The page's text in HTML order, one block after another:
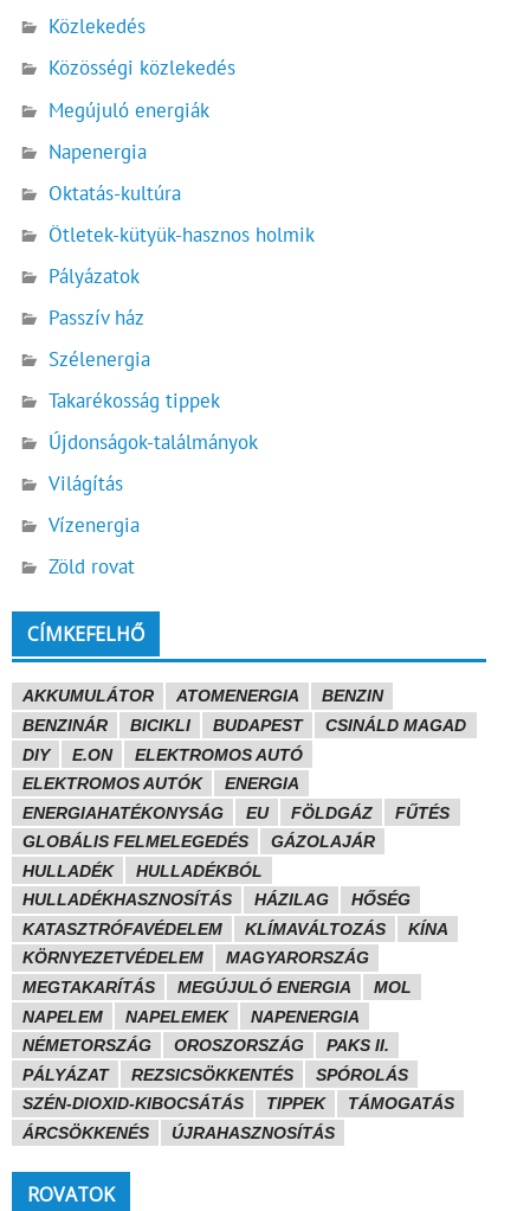
Közlekedés
Közösségi közlekedés
Megújuló energiák
Napenergia
Oktatás-kultúra
Ötletek-kütyük-hasznos holmik
Pályázatok
Passzív ház
Szélenergia
Takarékosság tippek
Újdonságok-találmányok
Világítás
Vízenergia
Zöld rovat
CÍMKEFELHŐ
AKKUMULÁTOR ATOMENERGIA
BENZIN
BENZINÁR
BICIKLI BUDAPEST
CSINÁLD MAGAD
DIY
E.ON
ELEKTROMOS AUTÓ
ELEKTROMOS AUTÓK
ENERGIA
ENERGIAHATÉKONYSÁG
EU FÖLDGÁZ
FŰTÉS
GLOBÁLIS FELMELEGEDÉS
GÁZOLAJÁR
HULLADÉK
HULLADÉKBÓL
HULLADÉKHASZNOSÍTÁS
HÁZILAG
HŐSÉG
KATASZTRÓFAVÉDELEM
KLÍMAVÁLTOZÁS
KÍNA
KÖRNYEZETVÉDELEM
MAGYARORSZÁG
MEGTAKARÍTÁS
MEGÚJULÓ ENERGIA
MOL
NAPELEM
NAPELEMEK
NAPENERGIA
NÉMETORSZÁG
OROSZORSZÁG
PAKS II.
PÁLYÁZAT
REZSICSÖKKENTÉS
SPÓROLÁS
SZÉN-DIOXID-KIBOCSÁTÁS
TIPPEK
TÁMOGATÁS
ÁRCSÖKKENÉS
ÚJRAHASZNOSÍTÁS
ROVATOK